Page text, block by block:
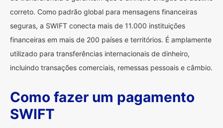
correto. Como padrão global para mensagens financeiras
seguras, a SWIFT conecta mais de 11.000 instituições
financeiras em mais de 200 países e territórios. É amplamente
utilizado para transferências internacionais de dinheiro,
incluindo transações comerciais, remessas pessoais e câmbio.
Como fazer um pagamento
SWIFT